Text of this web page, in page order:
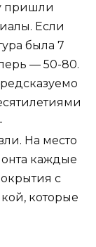
пришли
Если
была 7
— 50-80.
На место
каждые
с
которые